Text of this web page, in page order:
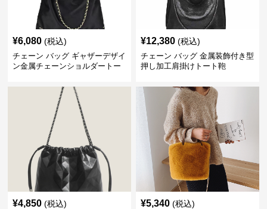
¥6,080 (税込)
チェーン バッグ ギャザーデザイ
ン金属チェーンショルダートー
¥12,380 (税込)
チェーン バッグ 金属装飾付き型
押し加工肩掛けトート鞄
¥4,850 (税込) ¥5,340 (税込)